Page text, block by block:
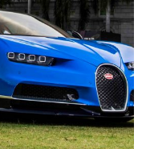
3,5 tỷ đô
nào?